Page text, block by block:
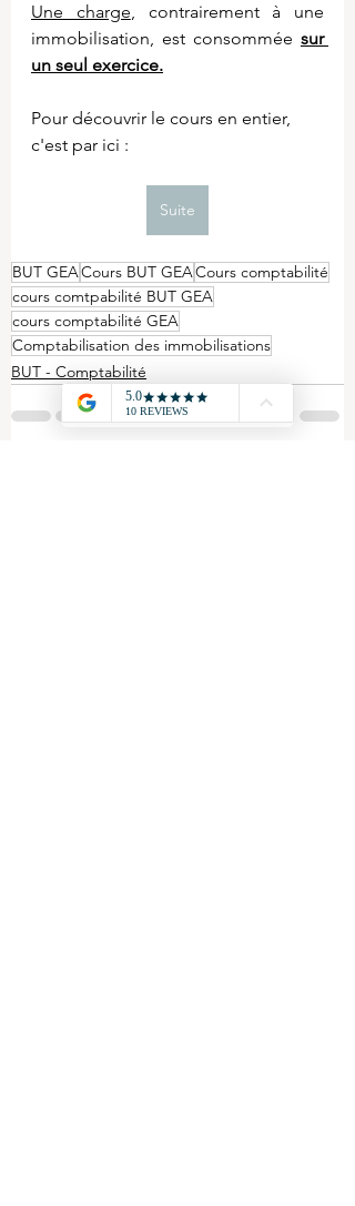
Une charge, contrairement à une
immobilisation, est consommée sur
un seul exercice.
Pour découvrir le cours en entier,
c'est par ici :
Suite
BUT GEACours BUT GEACours comptabilité
cours comtpabilité BUT GEA
cours comptabilité GEA
Comptabilisation des immobilisations
BUT - Comptabilité